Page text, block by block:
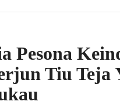
Pesona
Tiu Teja